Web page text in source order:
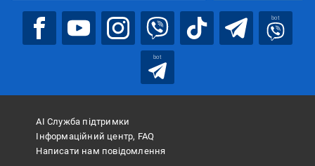
bot
bot
АІ Служба підтримки
Інформаційний центр, FAQ
Написати нам повідомлення